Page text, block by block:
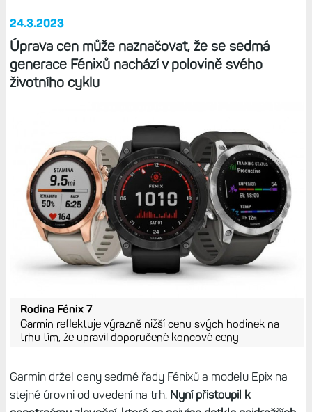
24.3.2023
Úprava cen může naznačovat, že se sedmá
generace Fénixů nachází v polovině svého
životního cyklu
Rodina Fénix 7
Garmin reflektuje výrazně nižší cenu svých hodinek na
trhu tím, že upravil doporučené koncové ceny
Garmin držel ceny sedmé řady Fénixů a modelu Epix na
stejné úrovni od uvedení na trh. Nyní přistoupil k